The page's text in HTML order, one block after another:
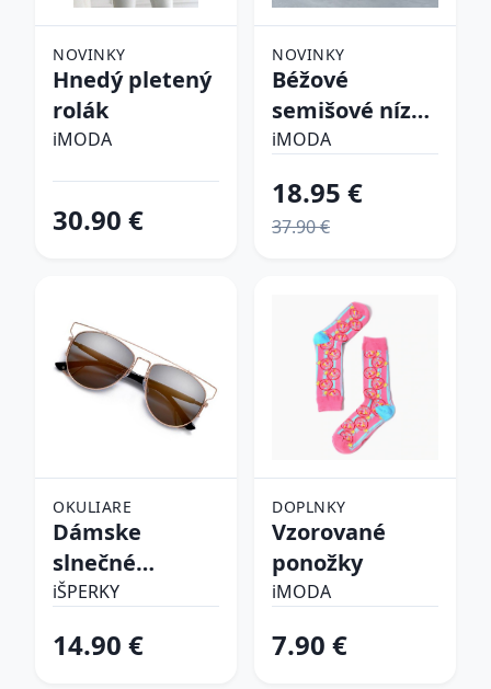
NOVINKY
Hnedý pletený
rolák
iMODA
30.90 €
NOVINKY
Béžové
semišové nízke
čižmy
iMODA
18.95 €
37.90 €
OKULIARE
Dámske
slnečné
okuliare
iŠPERKY
14.90 €
DOPLNKY
Vzorované
ponožky
iMODA
7.90 €